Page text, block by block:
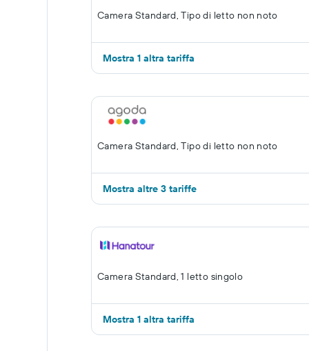
Camera Standard, Tipo di letto non noto
Mostra 1 altra tariffa
Camera Standard, Tipo di letto non noto
Mostra altre 3 tariffe
Camera Standard, 1 letto singolo
Mostra 1 altra tariffa